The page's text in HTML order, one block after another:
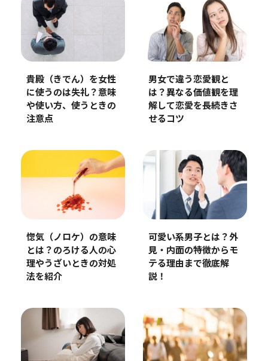
貴殿（きでん）を女性
に使うのは失礼？意味
や使い方、使うときの
注意点
男女で違う恋愛観と
は？異なる価値観を理
解して恋愛を長続きさ
せるコツ
惚気（ノロケ）の意味
とは？のろける人の心
理やうざいときの対処
法を紹介
可愛い系男子とは？外
見・内面の特徴からモ
テる理由まで徹底解
説！